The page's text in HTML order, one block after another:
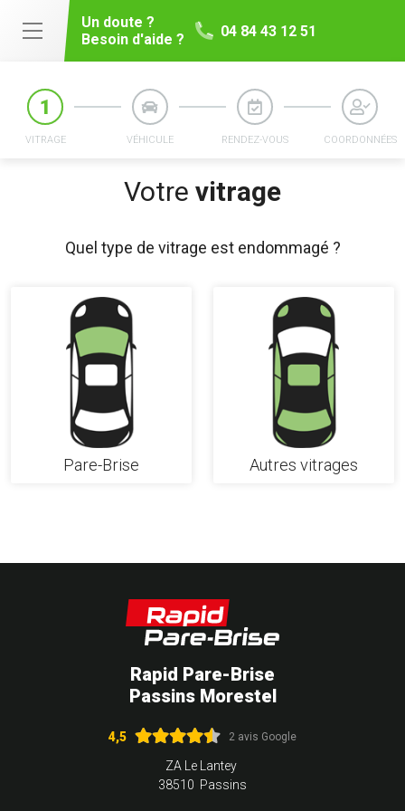
Un doute ?
Besoin d'aide ?
04 84 43 12 51
Votre vitrage
VITRAGE VÉHICULE RENDEZ-VOUS COORDONNÉES
Quel type de vitrage est endommagé ?
Pare-Brise Autres vitrages
Rapid Pare-Brise
Passins Morestel
4,5 2 avis Google
ZA Le Lantey
38510 Passins